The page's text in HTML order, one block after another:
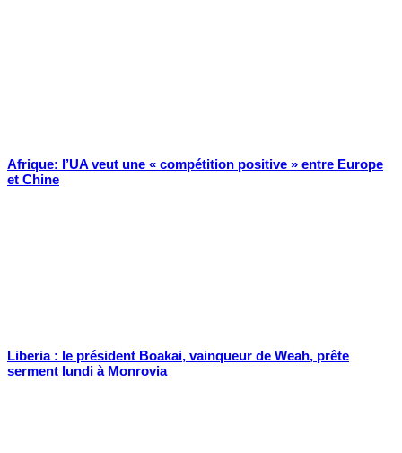
Afrique: l’UA veut une « compétition positive » entre Europe
et Chine
Liberia : le président Boakai, vainqueur de Weah, prête
serment lundi à Monrovia